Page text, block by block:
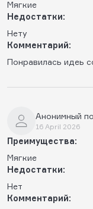
Мягкие
Недостатки:
Нету
Комментарий:
Понравилась идеь
Анонимный
16 April 2026
Преимущества:
Мягкие
Недостатки:
Нет
Комментарий: